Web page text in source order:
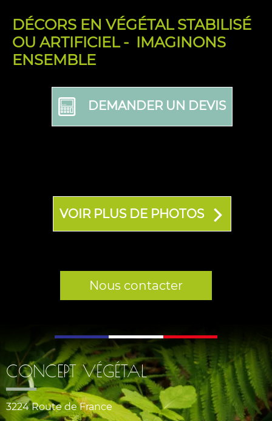
DÉCORS EN VÉGÉTAL STABILISÉ
OU ARTIFICIEL - IMAGINONS
ENSEMBLE
DEMANDER UN DEVIS
VOIR PLUS DE PHOTOS
Nous contacter
CONCEPT VÉGÉTAL
3224 Route de France